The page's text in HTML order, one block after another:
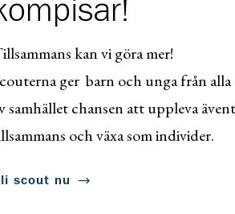
kan vi göra mer!
ger barn och unga från alla
samhället chansen att uppleva
och växa som individer.
scout nu